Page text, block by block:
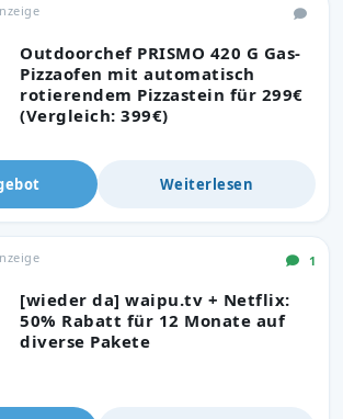
Outdoorchef PRISMO 420 G Gas-
Pizzaofen mit automatisch
rotierendem Pizzastein für 299€
(Vergleich: 399€)
Weiterlesen
[wieder da] waipu.tv + Netflix:
50% Rabatt für 12 Monate auf
diverse Pakete
1